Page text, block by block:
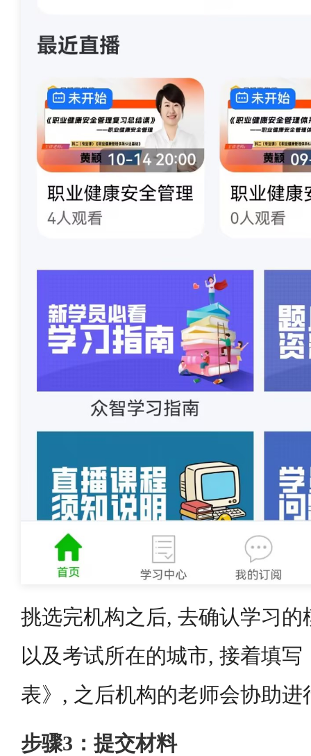
挑选完机构之后, 去确认学习的
以及考试所在的城市, 接着填写
表》, 之后机构的老师会协助进
步骤3：提交材料